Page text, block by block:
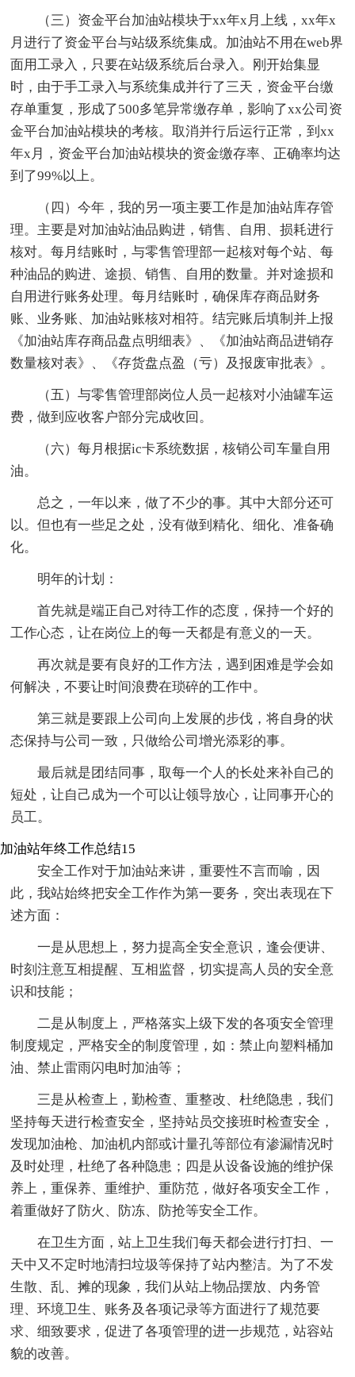
（三）资金平台加油站模块于xx年x月上线，xx年x
月进行了资金平台与站级系统集成。加油站不用在web界
面用工录入，只要在站级系统后台录入。刚开始集显
时，由于手工录入与系统集成并行了三天，资金平台缴
存单重复，形成了500多笔异常缴存单，影响了xx公司资
金平台加油站模块的考核。取消并行后运行正常，到xx
年x月，资金平台加油站模块的资金缴存率、正确率均达
到了99%以上。
（四）今年，我的另一项主要工作是加油站库存管
理。主要是对加油站油品购进，销售、自用、损耗进行
核对。每月结账时，与零售管理部一起核对每个站、每
种油品的购进、途损、销售、自用的数量。并对途损和
自用进行账务处理。每月结账时，确保库存商品财务
账、业务账、加油站账核对相符。结完账后填制并上报
《加油站库存商品盘点明细表》、《加油站商品进销存
数量核对表》、《存货盘点盈（亏）及报废审批表》。
（五）与零售管理部岗位人员一起核对小油罐车运
费，做到应收客户部分完成收回。
（六）每月根据ic卡系统数据，核销公司车量自用
油。
总之，一年以来，做了不少的事。其中大部分还可
以。但也有一些足之处，没有做到精化、细化、准备确
化。
明年的计划：
首先就是端正自己对待工作的态度，保持一个好的
工作心态，让在岗位上的每一天都是有意义的一天。
再次就是要有良好的工作方法，遇到困难是学会如
何解决，不要让时间浪费在琐碎的工作中。
第三就是要跟上公司向上发展的步伐，将自身的状
态保持与公司一致，只做给公司增光添彩的事。
最后就是团结同事，取每一个人的长处来补自己的
短处，让自己成为一个可以让领导放心，让同事开心的
员工。
加油站年终工作总结15
安全工作对于加油站来讲，重要性不言而喻，因
此，我站始终把安全工作作为第一要务，突出表现在下
述方面：
一是从思想上，努力提高全安全意识，逢会便讲、
时刻注意互相提醒、互相监督，切实提高人员的安全意
识和技能；
二是从制度上，严格落实上级下发的各项安全管理
制度规定，严格安全的制度管理，如：禁止向塑料桶加
油、禁止雷雨闪电时加油等；
三是从检查上，勤检查、重整改、杜绝隐患，我们
坚持每天进行检查安全，坚持站员交接班时检查安全，
发现加油枪、加油机内部或计量孔等部位有渗漏情况时
及时处理，杜绝了各种隐患；四是从设备设施的维护保
养上，重保养、重维护、重防范，做好各项安全工作，
着重做好了防火、防冻、防抢等安全工作。
在卫生方面，站上卫生我们每天都会进行打扫、一
天中又不定时地清扫垃圾等保持了站内整洁。为了不发
生散、乱、摊的现象，我们从站上物品摆放、内务管
理、环境卫生、账务及各项记录等方面进行了规范要
求、细致要求，促进了各项管理的进一步规范，站容站
貌的改善。